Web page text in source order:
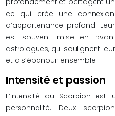
profondément et partagent
ce qui crée une
d’appartenance profond.
est souvent mise en
astrologues, qui soulignent
et à s’épanouir ensemble.
Intensité et passion
L’intensité du Scorpion
personnalité. Deux